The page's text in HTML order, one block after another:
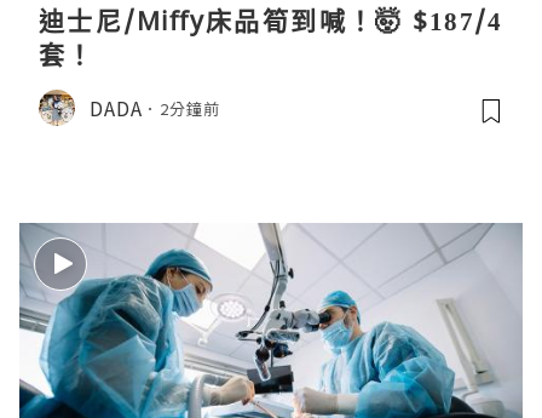
迪士尼/Miffy床品筍到喊！🤯 $187/4
套！
DADA 2分鐘前